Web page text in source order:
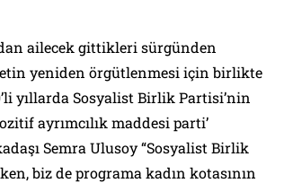
ailecek gittikleri sürgünden
yeniden örgütlenmesi için birlikte
yıllarda Sosyalist Birlik Partisi’nin
ayrımcılık maddesi parti’
Semra Ulusoy “Sosyalist Birlik
biz de programa kadın kotasının